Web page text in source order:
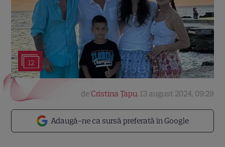
12
Adaugă-ne ca sursă preferată în Google
de Cristina Țapu, 13 august 2024, 09:29